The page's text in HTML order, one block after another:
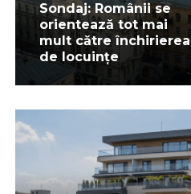
Sondaj: Românii se
orientează tot mai
mult către închirierea
de locuințe